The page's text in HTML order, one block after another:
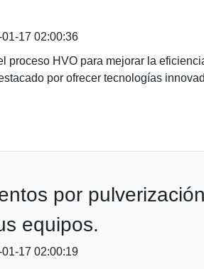
17 02:00:36
proceso HVO para mejorar la
por ofrecer tecnologías
por
equipos.
17 02:00:19